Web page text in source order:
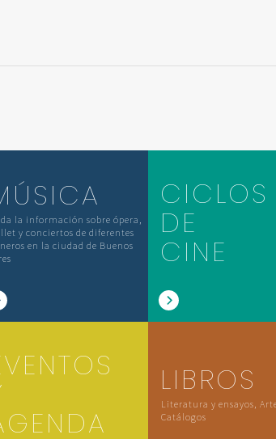
la información sobre ópera,
y conciertos de diferentes
en la ciudad de Buenos
CICLOS
DE
CINE
LIBROS
Literatura y ensayos,
Catálogos